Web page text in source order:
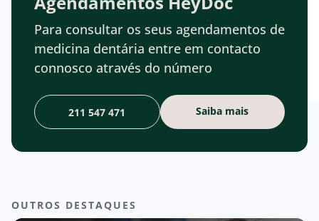
Para consultar os seus agendamentos de
medicina dentária entre em contacto
connosco através do número
211 547 471 Saiba mais
OUTROS DESTAQUES